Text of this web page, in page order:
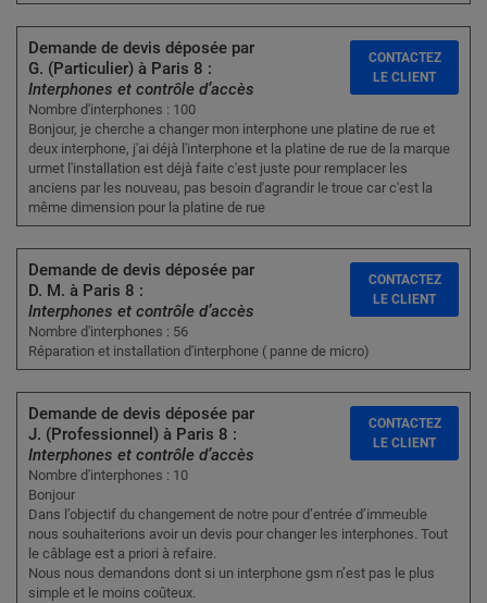
Demande de devis déposée par
G. (Particulier) à Paris 8 :
Interphones et contrôle d’accès
Nombre d'interphones : 100
Bonjour, je cherche a changer mon interphone une platine de rue et
deux interphone, j'ai déjà l'interphone et la platine de rue de la marque
urmet l'installation est déjà faite c'est juste pour remplacer les
anciens par les nouveau, pas besoin d'agrandir le troue car c'est la
même dimension pour la platine de rue
CONTACTEZ
LE CLIENT
Demande de devis déposée par
D. M. à Paris 8 :
Interphones et contrôle d’accès
Nombre d'interphones : 56
Réparation et installation d'interphone ( panne de micro)
CONTACTEZ
LE CLIENT
Demande de devis déposée par
J. (Professionnel) à Paris 8 :
Interphones et contrôle d’accès
Nombre d'interphones : 10
Bonjour
Dans l’objectif du changement de notre pour d’entrée d’immeuble
nous souhaiterions avoir un devis pour changer les interphones. Tout
le câblage est a priori à refaire.
Nous nous demandons dont si un interphone gsm n’est pas le plus
simple et le moins coûteux.
CONTACTEZ
LE CLIENT